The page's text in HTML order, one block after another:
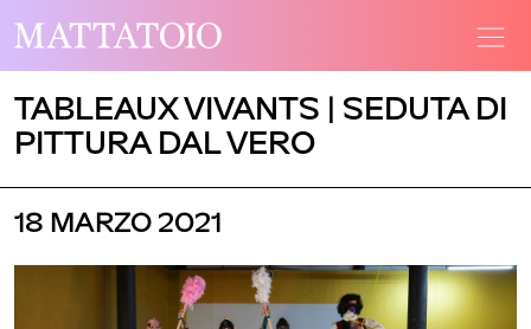
TABLEAUX VIVANTS | SEDUTA DI
PITTURA DAL VERO
18 MARZO 2021